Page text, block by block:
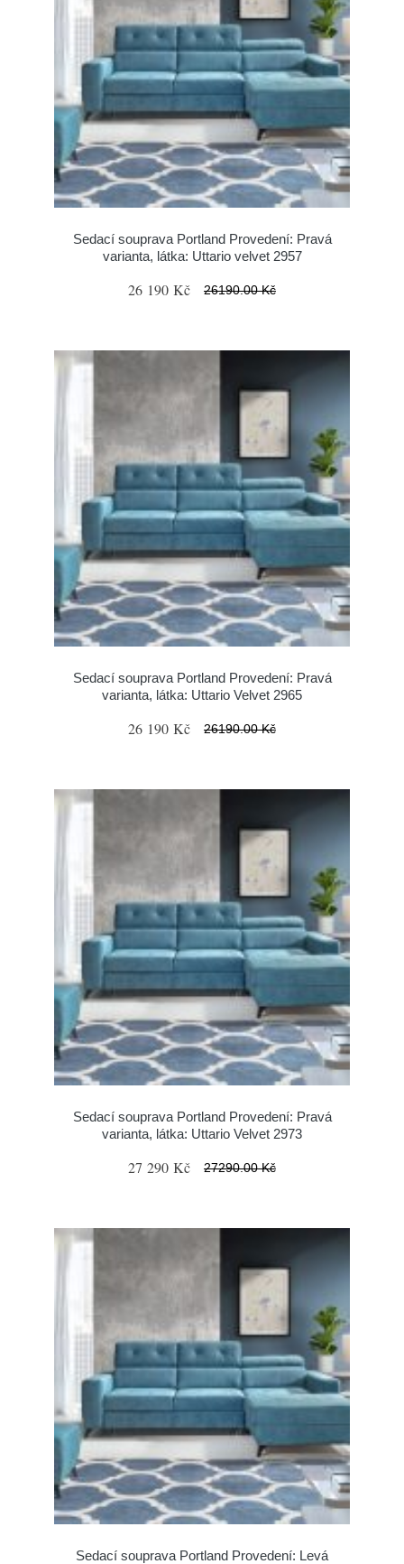
Sedací souprava Portland Provedení: Pravá
varianta, látka: Uttario velvet 2957
26 190 Kč 26190.00 Kč
Sedací souprava Portland Provedení: Pravá
varianta, látka: Uttario Velvet 2965
26 190 Kč 26190.00 Kč
Sedací souprava Portland Provedení: Pravá
varianta, látka: Uttario Velvet 2973
27 290 Kč 27290.00 Kč
Sedací souprava Portland Provedení: Levá